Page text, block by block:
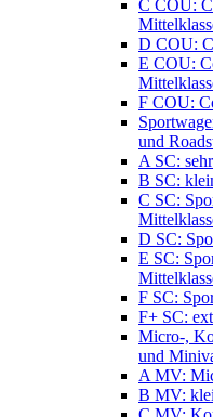
C COU:
D COU:
E COU:
F COU:
und
A SC:
B SC:
C SC:
D SC:
E SC:
F SC:
F+ SC:
Micro-,
und
A MV:
B MV: